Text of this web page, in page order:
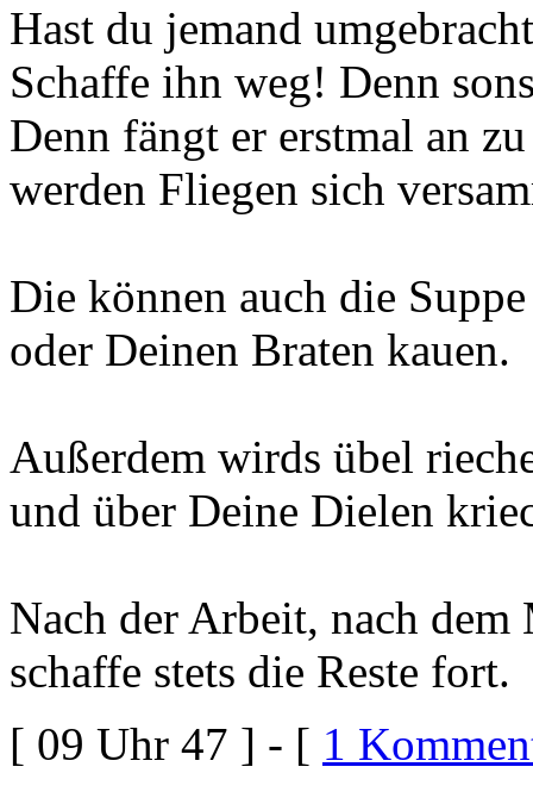
Hast du jemand
Schaffe ihn weg! Denn
Denn fängt er erstmal an
werden Fliegen sich
Die können auch die
oder Deinen Braten kauen.
Außerdem wirds übel
und über Deine Dielen
Nach der Arbeit, nach dem
schaffe stets die Reste fort.
[ 09 Uhr 47 ] - [ 1